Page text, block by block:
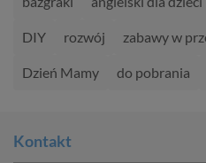
DIY rozwój zabawy w
Dzień Mamy do pobrania
Kontakt